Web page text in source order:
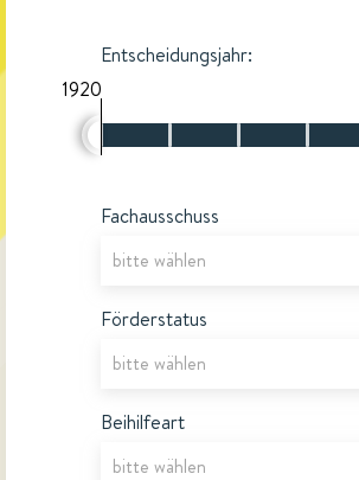
Entscheidungsjahr:
1920
Fachausschuss
Förderstatus
Beihilfeart